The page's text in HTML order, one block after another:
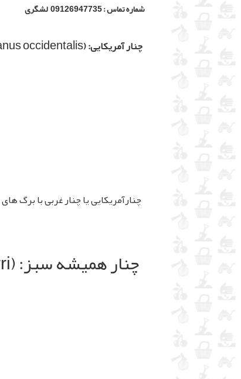
شماره تماس : 09126947735 لشگری
چنار آمریکایی: (occidentalis)
چنارآمریکایی یا چنار غربی با برگ
چنار همیشه سبز: (platanus kerri)